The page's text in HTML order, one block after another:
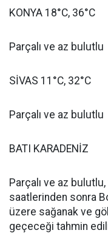
KONYA 18°C, 36°C
Parçalı ve az bulutlu
SİVAS 11°C, 32°C
Parçalı ve az bulutlu
BATI KARADENİZ
Parçalı ve az
saatlerinden sonra
üzere sağanak ve
geçeceği tahmin